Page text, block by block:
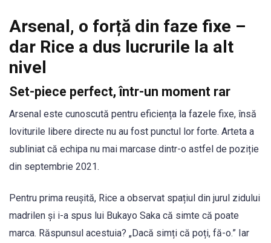
Arsenal, o forță din faze fixe –
dar Rice a dus lucrurile la alt
nivel
Set-piece perfect, într-un moment rar
Arsenal este cunoscută pentru eficiența la fazele fixe, însă
loviturile libere directe nu au fost punctul lor forte. Arteta a
subliniat că echipa nu mai marcase dintr-o astfel de poziție
din septembrie 2021.
Pentru prima reușită, Rice a observat spațiul din jurul zidului
madrilen și i-a spus lui Bukayo Saka că simte că poate
marca. Răspunsul acestuia? „Dacă simți că poți, fă-o.” Iar